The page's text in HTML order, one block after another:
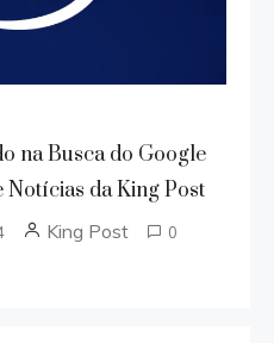
na Busca do Google
da King Post
King Post 0